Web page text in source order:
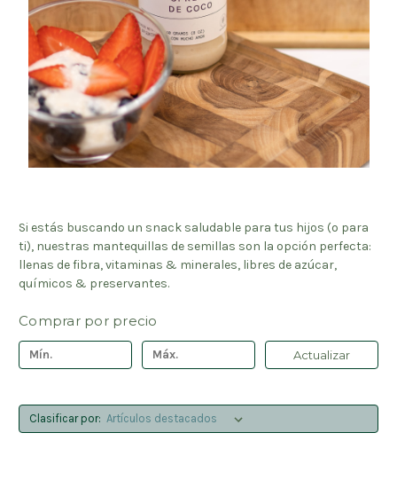
Si estás buscando un snack saludable para tus hijos (o para
ti), nuestras mantequillas de semillas son la opción perfecta:
llenas de fibra, vitaminas & minerales, libres de azúcar,
químicos & preservantes.
Comprar por precio
Actualizar
Clasificar por: